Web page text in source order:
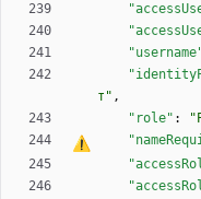
т" ,
"role" :